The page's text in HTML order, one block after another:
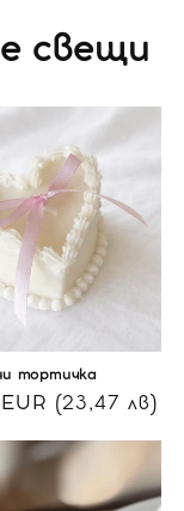
свещи
тортичка
(23,47 лв)